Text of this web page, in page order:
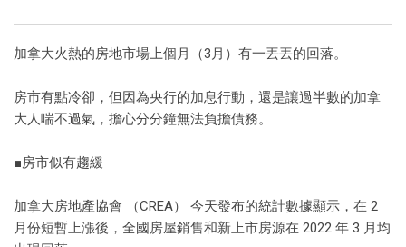
加拿大火熱的房地市場上個月（3月）有一丟丟的回落。
房市有點冷卻，但因為央行的加息行動，還是讓過半數的加拿
大人喘不過氣，擔心分分鐘無法負擔債務。
■房市似有趨緩
加拿大房地產協會 （CREA） 今天發布的統計數據顯示，在 2
月份短暫上漲後，全國房屋銷售和新上市房源在 2022 年 3 月均